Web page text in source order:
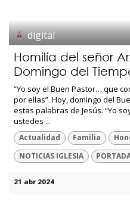
digital
Homilía del señor
Domingo del
“Yo soy el Buen Pastor… que
por ellas”. Hoy, domingo del
estas palabras de Jesús. “Yo
ustedes ...
Actualidad Familia
NOTICIAS IGLESIA
21 abr 2024